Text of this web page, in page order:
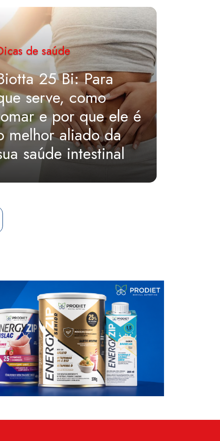
de saúde
25 Bi: Para
serve, como
e por que ele é
melhor aliado da
saúde intestinal